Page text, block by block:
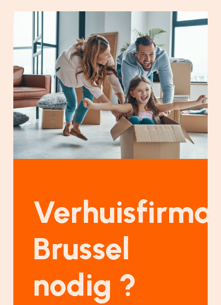
Verhuisfirma
Brussel
nodig ?